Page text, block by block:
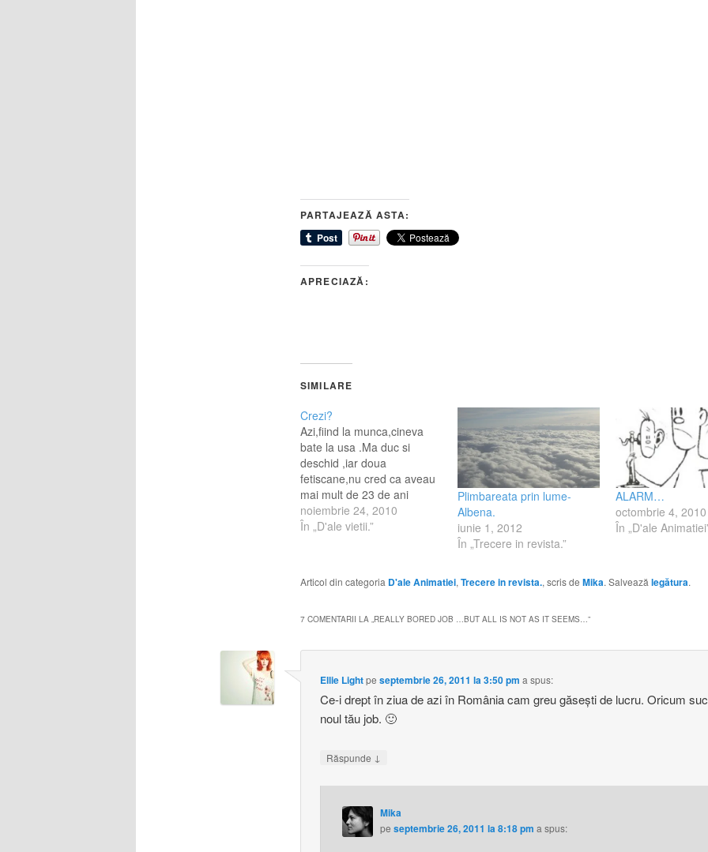
PARTAJEAZĂ ASTA:
APRECIAZĂ:
SIMILARE
Crezi?
Azi,fiind la munca,cineva
bate la usa .Ma duc si
deschid ,iar doua
fetiscane,nu cred ca aveau
mai mult de 23 de ani
,fiecare cu cate o Biblie in
mana ,ma imbie sa stam la
am timp…
noiembrie 24, 2010
În „D'ale vietii.”
Plimbareata prin lume-
Albena.
iunie 1, 2012
În „Trecere in revista.”
ALARM…
octombrie 4, 2010
În „D'ale
Articol din categoria D'ale Animatiei,Trecere in revista., scris de Mika. Salveazălegătura.
7 COMENTARII LA „REALLY BORED JOB …BUT ALL IS NOT AS IT SEEMS…”
Ellie Lightpeseptembrie 26, 2011 la 3:50 pm a spus:
Ce-i drept în ziua de azi în România cam greu găseşti de lucru. Oricum
noul tău job. 🙂
Răspunde ↓
Mika
pe septembrie 26, 2011 la 8:18 pm a spus: